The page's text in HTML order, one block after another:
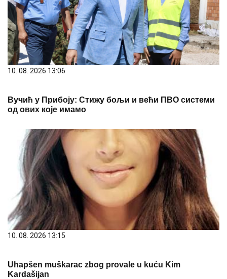
10. 08. 2026 13:06
Вучић у Прибоју: Стижу бољи и већи ПВО системи
од ових које имамо
10. 08. 2026 13:15
Uhapšen muškarac zbog provale u kuću Kim
Kardašijan